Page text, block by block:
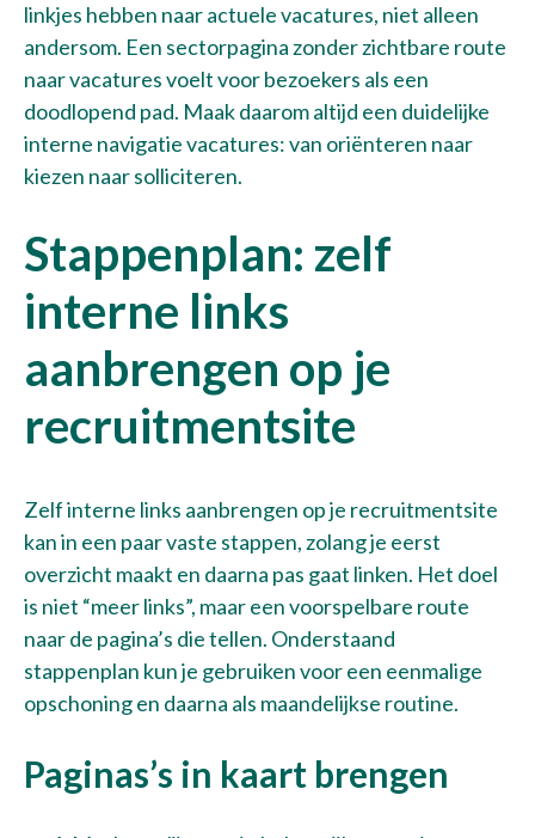
linkjes hebben naar actuele vacatures, niet alleen
andersom. Een sectorpagina zonder zichtbare route
naar vacatures voelt voor bezoekers als een
doodlopend pad. Maak daarom altijd een duidelijke
interne navigatie vacatures: van oriënteren naar
kiezen naar solliciteren.
Stappenplan: zelf
interne links
aanbrengen op je
recruitmentsite
Zelf interne links aanbrengen op je recruitmentsite
kan in een paar vaste stappen, zolang je eerst
overzicht maakt en daarna pas gaat linken. Het doel
is niet “meer links”, maar een voorspelbare route
naar de pagina’s die tellen. Onderstaand
stappenplan kun je gebruiken voor een eenmalige
opschoning en daarna als maandelijkse routine.
Paginas’s in kaart brengen